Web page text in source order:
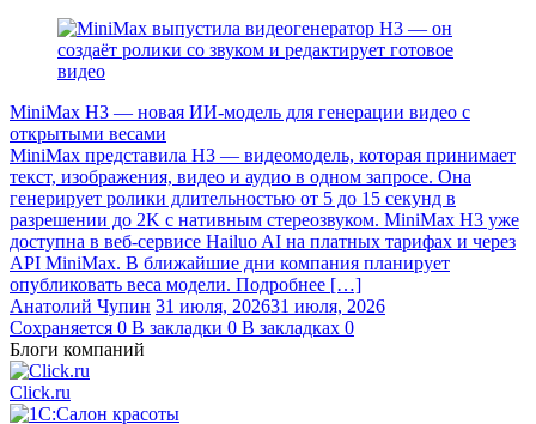
MiniMax H3 — новая ИИ-модель для генерации видео с
открытыми весами
MiniMax представила H3 — видеомодель, которая принимает
текст, изображения, видео и аудио в одном запросе. Она
генерирует ролики длительностью от 5 до 15 секунд в
разрешении до 2K с нативным стереозвуком. MiniMax H3 уже
доступна в веб-сервисе Hailuo AI на платных тарифах и через
API MiniMax. В ближайшие дни компания планирует
опубликовать веса модели. Подробнее […]
Анатолий Чупин 31 июля, 202631 июля, 2026
Сохраняется 0 В закладки 0 В закладках 0
Блоги компаний
Click.ru